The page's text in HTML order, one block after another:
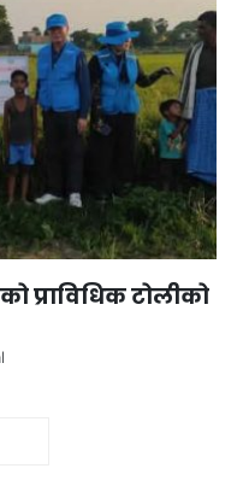
प्राविधिक टोलीको